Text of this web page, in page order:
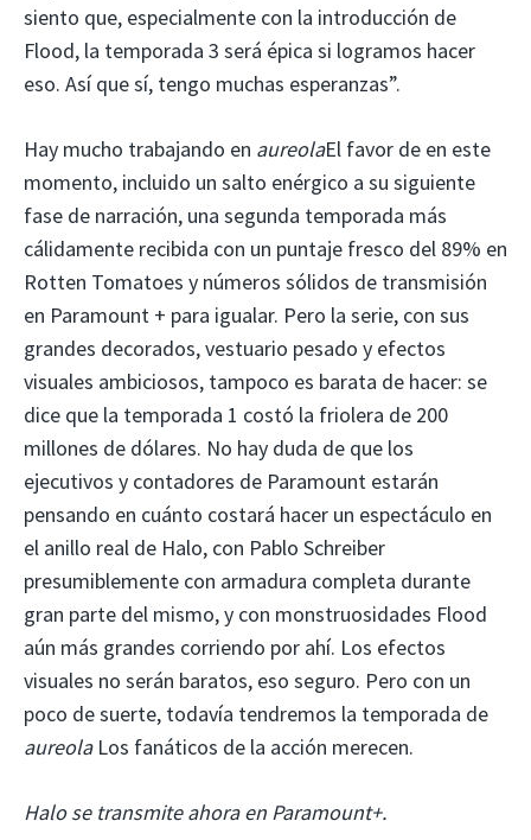
siento que, especialmente con la introducción de
Flood, la temporada 3 será épica si logramos hacer
eso. Así que sí, tengo muchas esperanzas”.
Hay mucho trabajando en aureolaEl favor de en este
momento, incluido un salto enérgico a su siguiente
fase de narración, una segunda temporada más
cálidamente recibida con un puntaje fresco del 89% en
Rotten Tomatoes y números sólidos de transmisión
en Paramount + para igualar. Pero la serie, con sus
grandes decorados, vestuario pesado y efectos
visuales ambiciosos, tampoco es barata de hacer: se
dice que la temporada 1 costó la friolera de 200
millones de dólares. No hay duda de que los
ejecutivos y contadores de Paramount estarán
pensando en cuánto costará hacer un espectáculo en
el anillo real de Halo, con Pablo Schreiber
presumiblemente con armadura completa durante
gran parte del mismo, y con monstruosidades Flood
aún más grandes corriendo por ahí. Los efectos
visuales no serán baratos, eso seguro. Pero con un
poco de suerte, todavía tendremos la temporada de
aureolaLos fanáticos de la acción merecen.
Halo se transmite ahora en Paramount+.